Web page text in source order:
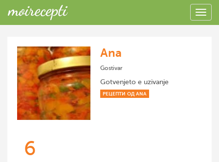
Ana
Gostivar
Gotvenjeto e uzivanje
РЕЦЕПТИ ОД ANA
6